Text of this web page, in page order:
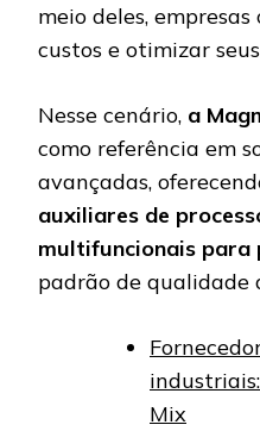
meio deles,
custos e otimizar
Nesse cenário, a
como referência em
avançadas,
auxiliares de
multifuncionais para
padrão de qualidade
Mix